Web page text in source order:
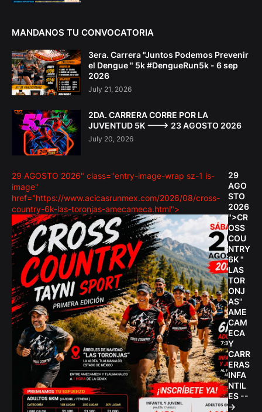
MANDANOS TU CONVOCATORIA
3era. Carrera "Juntos Podemos Prevenir
el Dengue " 5k #DengueRun5k - 6 sep
2026
July 21, 2026
2DA. CARRERA CORRE POR LA
JUVENTUD 5K ---> 23 AGOSTO 2026
July 20, 2026
29 AGOSTO 2026" class="entry-image-wrap sz-1 is-
image"
href="https://www.acicasrunmex.com/2026/08/cross-
country-6k-las-toronjas-amecameca.html">
29
AGO
STO
2026
">CR
OSS
COU
NTRY
6K "
LAS
TOR
ONJ
AS"
AME
CAM
ECA
Y
CARR
ERAS
INFA
NTIL
ES --
->